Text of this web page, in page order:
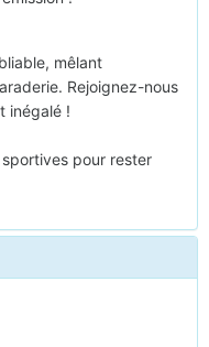
mêlant
Rejoignez-nous
inégalé !
pour rester